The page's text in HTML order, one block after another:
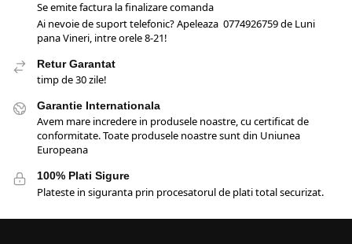
Se emite factura la finalizare comanda
Ai nevoie de suport telefonic? Apeleaza 0774926759 de Luni
pana Vineri, intre orele 8-21!
Retur Garantat
timp de 30 zile!
Garantie Internationala
Avem mare incredere in produsele noastre, cu certificat de
conformitate. Toate produsele noastre sunt din Uniunea
Europeana
100% Plati Sigure
Plateste in siguranta prin procesatorul de plati total securizat.